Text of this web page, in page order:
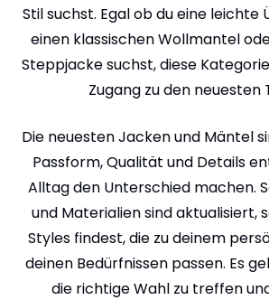
Stil suchst. Egal ob du eine leichte
einen klassischen Wollmantel
Steppjacke suchst, diese
Zugang zu den neuesten
Die neuesten Jacken und Mäntel
Passform, Qualität und Details
Alltag den Unterschied machen.
und Materialien sind aktualisiert,
Styles findest, die zu deinem
deinen Bedürfnissen passen. Es
die richtige Wahl zu treffen